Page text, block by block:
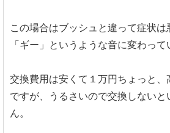
この場合はブッシュと違って症状
「ギー」というような音に変わって
交換費用は安くて１万円ちょっと
ですが、うるさいので交換しない
ん。